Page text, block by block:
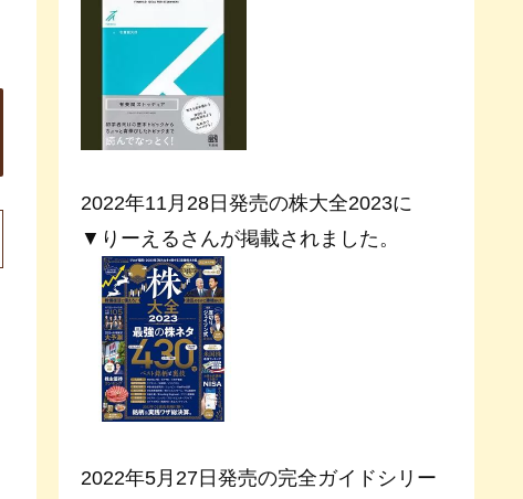
2022年11月28日発売の株大全2023に
▼りーえるさんが掲載されました。
2022年5月27日発売の完全ガイドシリー